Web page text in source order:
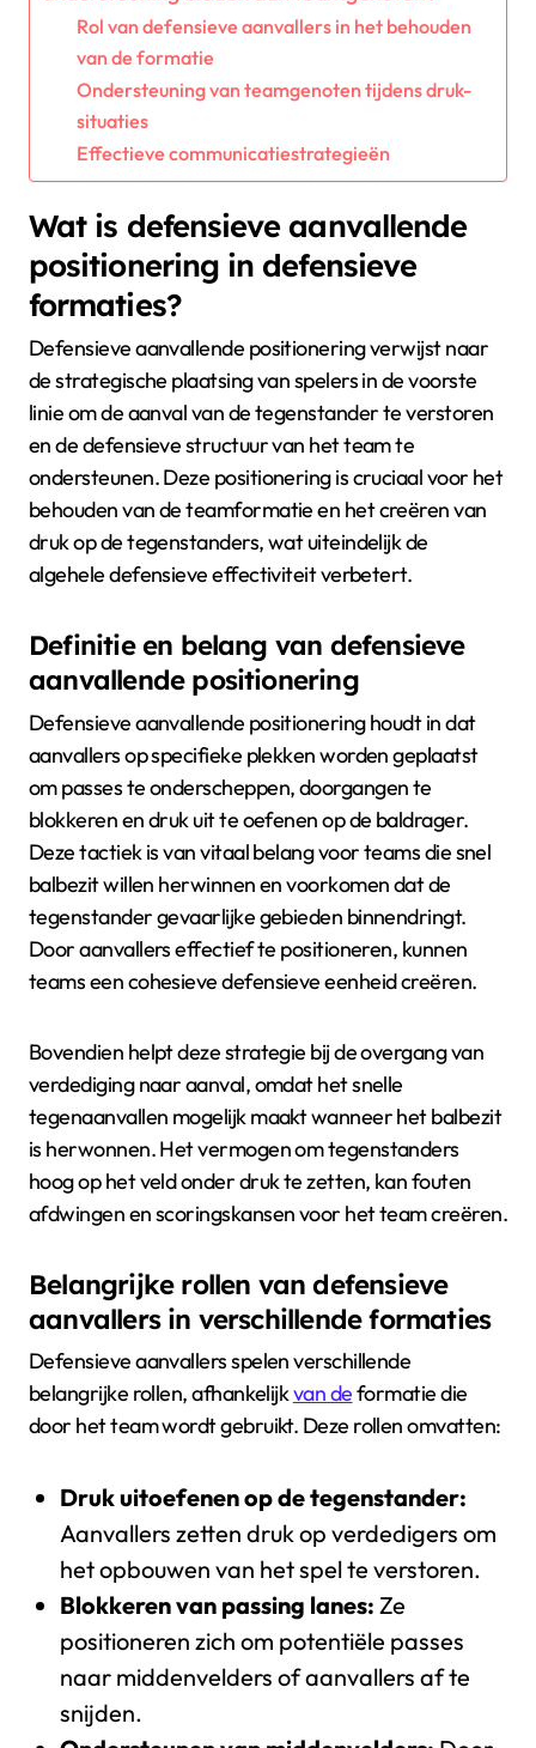
Rol van defensieve aanvallers in het behouden
van de formatie
Ondersteuning van teamgenoten tijdens druk-
situaties
Effectieve communicatiestrategieën
Wat is defensieve aanvallende
positionering in defensieve
formaties?
Defensieve aanvallende positionering verwijst naar
de strategische plaatsing van spelers in de voorste
linie om de aanval van de tegenstander te verstoren
en de defensieve structuur van het team te
ondersteunen. Deze positionering is cruciaal voor het
behouden van de teamformatie en het creëren van
druk op de tegenstanders, wat uiteindelijk de
algehele defensieve effectiviteit verbetert.
Definitie en belang van defensieve
aanvallende positionering
Defensieve aanvallende positionering houdt in dat
aanvallers op specifieke plekken worden geplaatst
om passes te onderscheppen, doorgangen te
blokkeren en druk uit te oefenen op de baldrager.
Deze tactiek is van vitaal belang voor teams die snel
balbezit willen herwinnen en voorkomen dat de
tegenstander gevaarlijke gebieden binnendringt.
Door aanvallers effectief te positioneren, kunnen
teams een cohesieve defensieve eenheid creëren.
Bovendien helpt deze strategie bij de overgang van
verdediging naar aanval, omdat het snelle
tegenaanvallen mogelijk maakt wanneer het balbezit
is herwonnen. Het vermogen om tegenstanders
hoog op het veld onder druk te zetten, kan fouten
afdwingen en scoringskansen voor het team creëren.
Belangrijke rollen van defensieve
aanvallers in verschillende formaties
Defensieve aanvallers spelen verschillende
belangrijke rollen, afhankelijkvan deformatie die
door het team wordt gebruikt. Deze rollen omvatten:
Druk uitoefenen op de tegenstander:
Aanvallers zetten druk op verdedigers om
het opbouwen van het spel te verstoren.
Blokkeren van passing lanes: Ze
positioneren zich om potentiële passes
naar middenvelders of aanvallers af te
snijden.